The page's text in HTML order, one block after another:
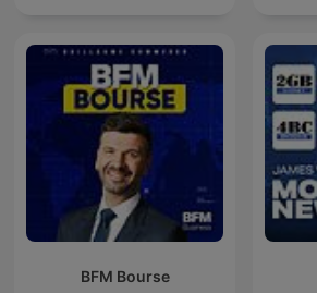
BFM Bourse